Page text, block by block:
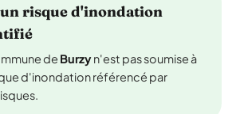
risque d'inondation
de Burzyn'est pas soumise à
d'inondation référencé par